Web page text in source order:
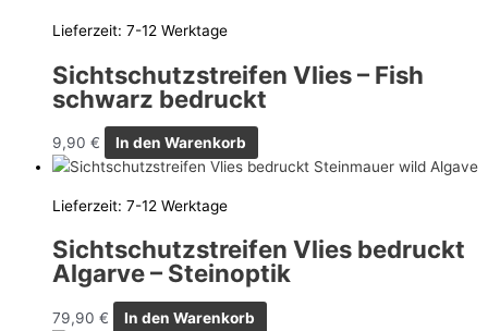
Lieferzeit: 7-12 Werktage
Sichtschutzstreifen Vlies – Fish
schwarz bedruckt
9,90 € In den Warenkorb
Lieferzeit: 7-12 Werktage
Sichtschutzstreifen Vlies bedruckt
Algarve – Steinoptik
79,90 € In den Warenkorb